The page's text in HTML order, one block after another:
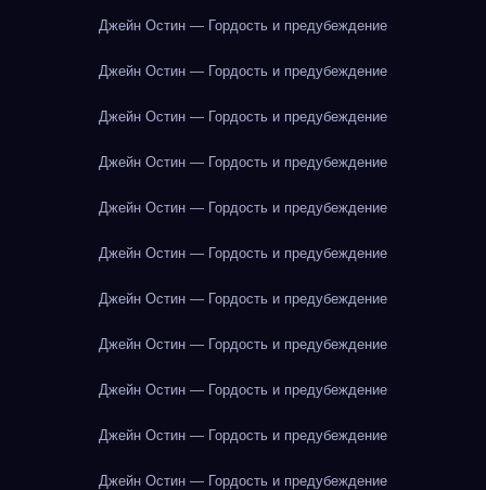
Джейн Остин — Гордость и предубеждение
Джейн Остин — Гордость и предубеждение
Джейн Остин — Гордость и предубеждение
Джейн Остин — Гордость и предубеждение
Джейн Остин — Гордость и предубеждение
Джейн Остин — Гордость и предубеждение
Джейн Остин — Гордость и предубеждение
Джейн Остин — Гордость и предубеждение
Джейн Остин — Гордость и предубеждение
Джейн Остин — Гордость и предубеждение
Джейн Остин — Гордость и предубеждение